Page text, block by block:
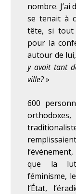
nombre. J’ai
se tenait à
tête, si tout
pour la
autour de
y avait tant
ville?»
600
que la
féminisme,
l’État,